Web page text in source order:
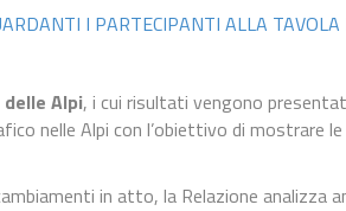
I PARTECIPANTI ALLA
Alpi, i cui risultati vengono
nelle Alpi con l’obiettivo di mostrare
in atto, la Relazione analizza